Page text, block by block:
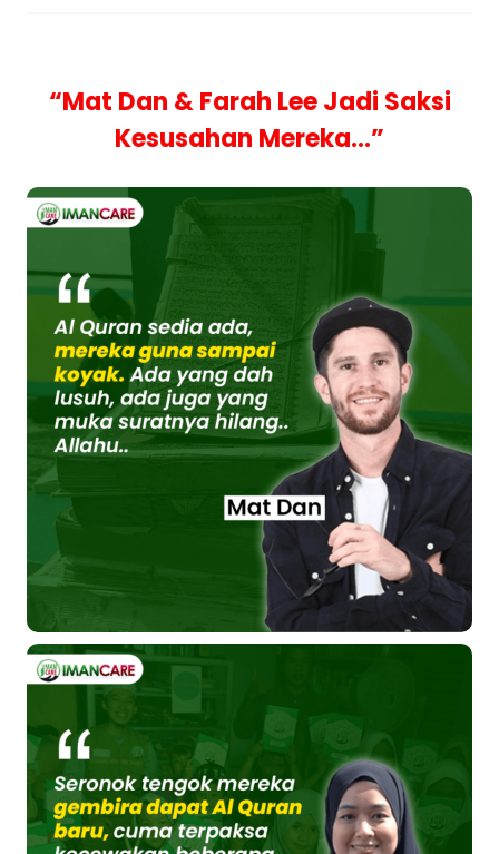
“Mat Dan & Farah Lee Jadi Saksi
Kesusahan Mereka…”